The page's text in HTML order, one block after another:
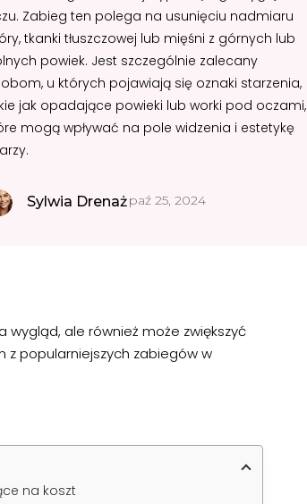
Zabieg ten polega na usunięciu nadmiaru
tkanki tłuszczowej lub mięśni z górnych lub
powiek. Jest szczególnie zalecany
u których pojawiają się oznaki starzenia,
jak opadające powieki lub worki pod oczami,
mogą wpływać na pole widzenia i estetykę
Sylwia Drenażpaź 25, 2024
wygląd, ale również może zwiększyć
popularniejszych zabiegów w
na koszt